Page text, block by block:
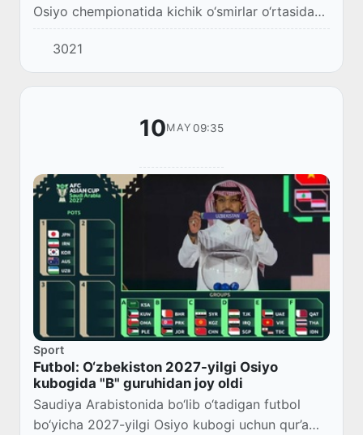
Osiyo chempionatida kichik o‘smirlar o‘rtasidagi
bellashuvlar o‘z yakuniga yetdi.
3021
10MAY 09:35
Sport
Futbol: O‘zbekiston 2027-yilgi Osiyo
kubogida "B" guruhidan joy oldi
Saudiya Arabistonida bo‘lib o‘tadigan futbol
bo‘yicha 2027-yilgi Osiyo kubogi uchun qur’a